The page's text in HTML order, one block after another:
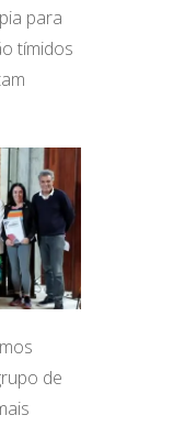
para
tímidos
de